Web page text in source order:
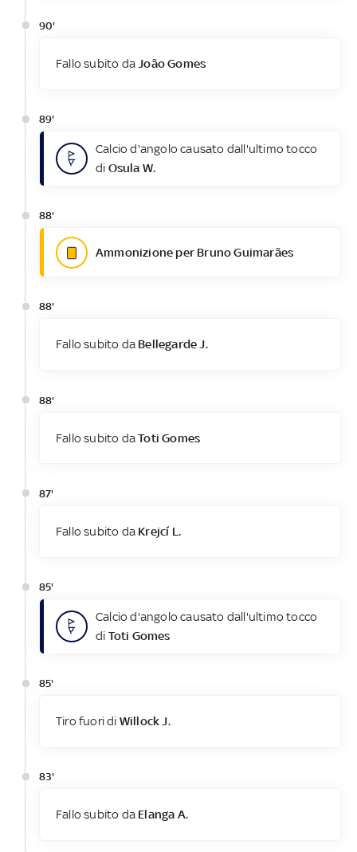
90'
Fallo subito da João Gomes
89'
Calcio d'angolo causato dall'ultimo tocco
di Osula W.
88'
Ammonizione per Bruno Guimarães
88'
Fallo subito da Bellegarde J.
88'
Fallo subito daToti Gomes
87'
Fallo subito da Krejcí L.
85'
Calcio d'angolo causato dall'ultimo tocco
di Toti Gomes
85'
Tiro fuori di Willock J.
83'
Fallo subito da Elanga A.